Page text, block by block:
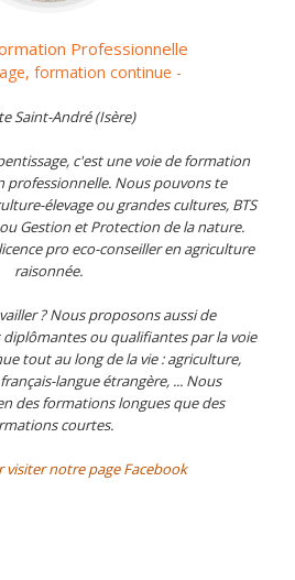
Professionnelle
formation continue -
Saint-André (Isère)
c'est une voie de formation
professionnelle. Nous pouvons te
élevage ou grandes cultures, BTS
Gestion et Protection de la nature.
pro eco-conseiller en agriculture
raisonnée.
? Nous proposons aussi de
ou qualifiantes par la voie
tout au long de la vie : agriculture,
langue étrangère, ... Nous
des formations longues que des
courtes.
visiter notre page Facebook